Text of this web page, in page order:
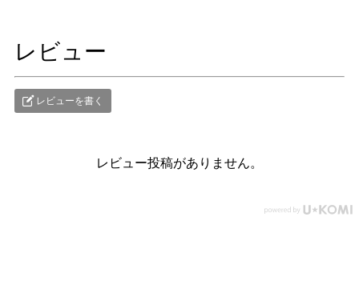
レビュー
レビューを書く
レビュー投稿がありません。